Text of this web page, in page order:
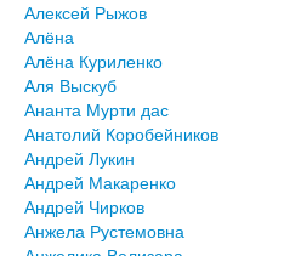
Алексей Рыжов
Алёна
Алёна Куриленко
Аля Выскуб
Ананта Мурти дас
Анатолий Коробейников
Андрей Лукин
Андрей Макаренко
Андрей Чирков
Анжела Рустемовна